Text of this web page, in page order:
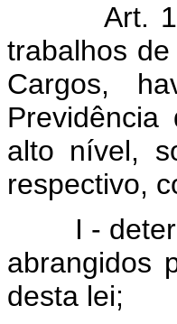
Art.
trabalhos
Cargos,
alto nível,
respectivo,
I -
abrangidos
desta lei;